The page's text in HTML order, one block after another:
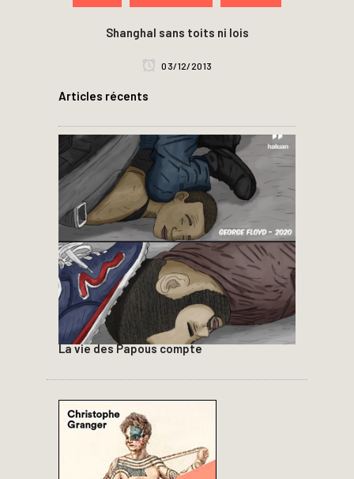
ShanghaI sans toits ni lois
03/12/2013
Articles récents
La vie des Papous compte